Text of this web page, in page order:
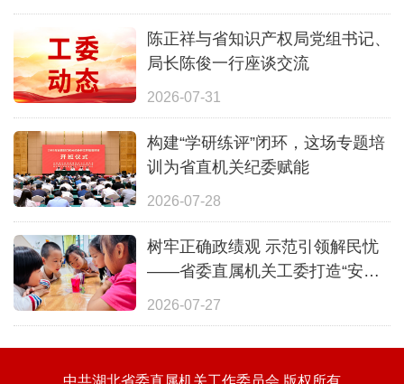
陈正祥与省知识产权局党组书记、
局长陈俊一行座谈交流
2026-07-31
构建“学研练评”闭环，这场专题培
训为省直机关纪委赋能
2026-07-28
树牢正确政绩观 示范引领解民忧
——省委直属机关工委打造“安心
一夏”全覆盖暑期照护体系
2026-07-27
中共湖北省委直属机关工作委员会 版权所有